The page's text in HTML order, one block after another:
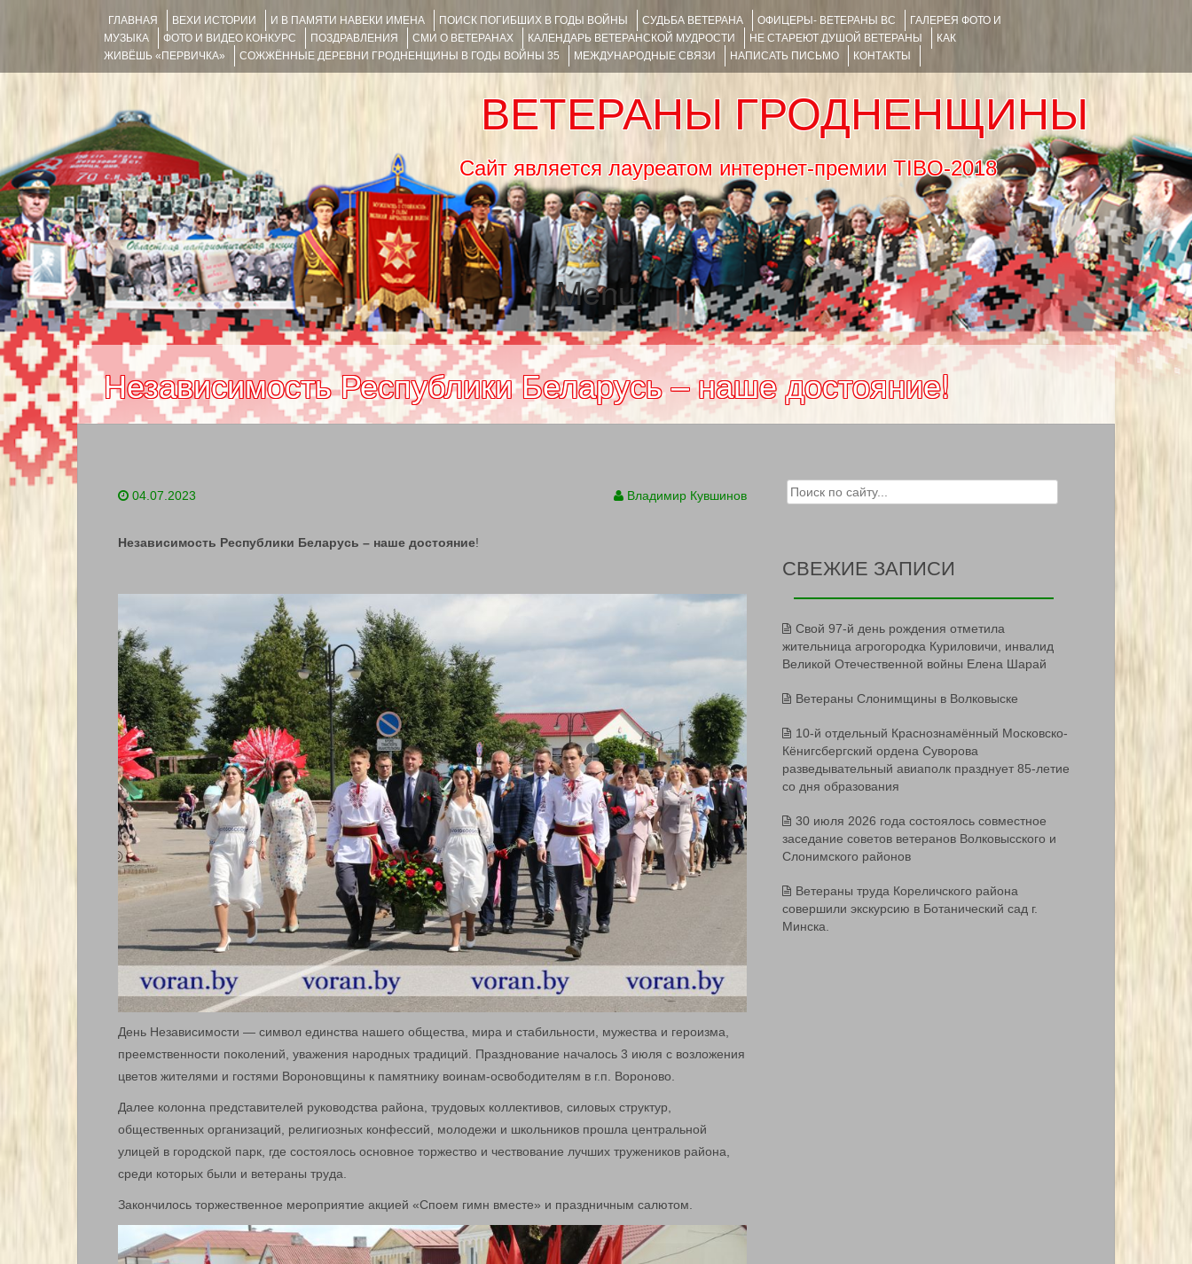
ГЛАВНАЯ ВЕХИ ИСТОРИИ И В ПАМЯТИ НАВЕКИ ИМЕНА ПОИСК ПОГИБШИХ В ГОДЫ ВОЙНЫ СУДЬБА ВЕТЕРАНА ОФИЦЕРЫ- ВЕТЕРАНЫ ВС
ГАЛЕРЕЯ ФОТО И
МУЗЫКА
ФОТО И ВИДЕО КОНКУРС ПОЗДРАВЛЕНИЯ СМИ О ВЕТЕРАНАХ КАЛЕНДАРЬ ВЕТЕРАНСКОЙ МУДРОСТИ НЕ СТАРЕЮТ ДУШОЙ ВЕТЕРАНЫ
КАК
ЖИВЁШЬ «ПЕРВИЧКА»
СОЖЖЁННЫЕ ДЕРЕВНИ ГРОДНЕНЩИНЫ В ГОДЫ ВОЙНЫ 35 МЕЖДУНАРОДНЫЕ СВЯЗИ НАПИСАТЬ ПИСЬМО КОНТАКТЫ
ВЕТЕРАНЫ ГРОДНЕНЩИНЫ
Сайт является лауреатом интернет-премии TIBO-2018
Menu
SKIP TO CONTENT
Независимость Республики Беларусь – наше достояние!
04.07.2023 Владимир Кувшинов
Независимость Республики Беларусь – наше достояние!
День Независимости — символ единства нашего общества, мира и стабильности, мужества и героизма,
преемственности поколений, уважения народных традиций. Празднование началось 3 июля с возложения
цветов жителями и гостями Вороновщины к памятнику воинам-освободителям в г.п. Вороново.
Далее колонна представителей руководства района, трудовых коллективов, силовых структур,
общественных организаций, религиозных конфессий, молодежи и школьников прошла центральной
улицей в городской парк, где состоялось основное торжество и чествование лучших тружеников района,
среди которых были и ветераны труда.
Закончилось торжественное мероприятие акцией «Споем гимн вместе» и праздничным салютом.
Search for:
СВЕЖИЕ ЗАПИСИ
Свой 97-й день рождения отметила
жительница агрогородка Куриловичи, инвалид
Великой Отечественной войны Елена Шарай
Ветераны Слонимщины в Волковыске
10-й отдельный Краснознамённый Московско-
Кёнигсбергский ордена Суворова
разведывательный авиаполк празднует 85-летие
со дня образования
30 июля 2026 года состоялось совместное
заседание советов ветеранов Волковысского и
Слонимского районов
Ветераны труда Кореличского района
совершили экскурсию в Ботанический сад г.
Минска.